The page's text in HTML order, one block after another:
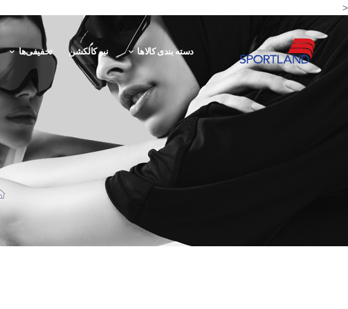
<
دسته بندی کالاها نیو کالکشن تخفیفی‌ها